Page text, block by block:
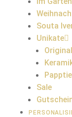
Souta
Unikate
Sale